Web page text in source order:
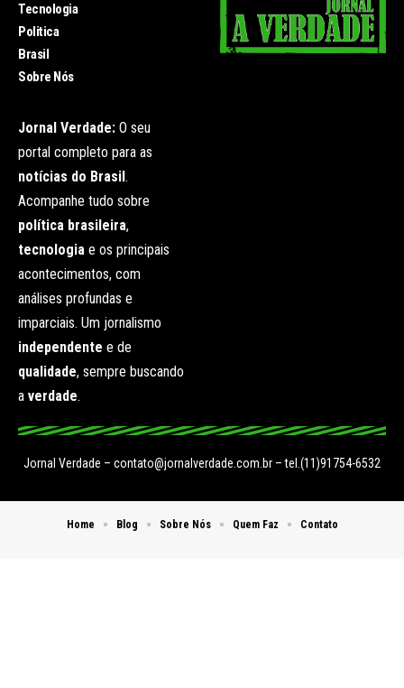
Tecnologia
Politica
Brasil
Sobre Nós
Jornal Verdade: O seu
portal completo para as
notícias do Brasil .
Acompanhe tudo sobre
política brasileira,
tecnologia e os principais
acontecimentos, com
análises profundas e
imparciais. Um jornalismo
independente e de
qualidade, sempre buscando
a verdade.
Jornal Verdade – contato@jornalverdade.com.br – tel.(11)91754-6532
Home Blog Sobre Nós Quem Faz Contato